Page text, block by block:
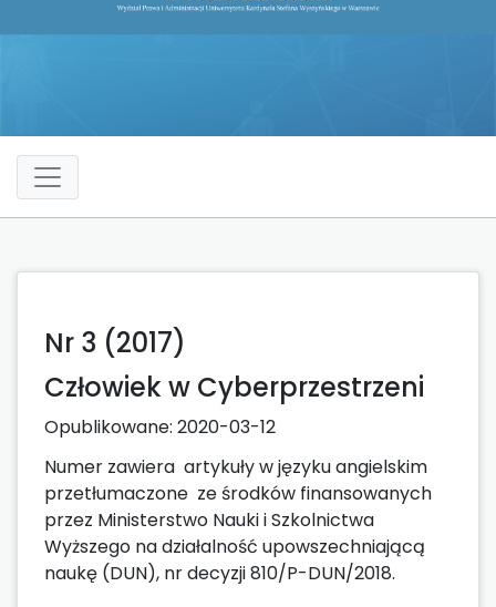
Nr 3 (2017)
Człowiek w Cyberprzestrzeni
Opublikowane: 2020-03-12
Numer zawiera artykuły w języku angielskim
przetłumaczone ze środków finansowanych
przez Ministerstwo Nauki i Szkolnictwa
Wyższego na działalność upowszechniającą
naukę (DUN), nr decyzji 810/P-DUN/2018.